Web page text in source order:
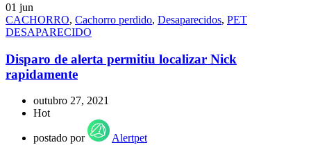
01 jun
CACHORRO, Cachorro perdido, Desaparecidos, PET
DESAPARECIDO
Disparo de alerta permitiu localizar Nick
rapidamente
outubro 27, 2021
Hot
postado por
Alertpet